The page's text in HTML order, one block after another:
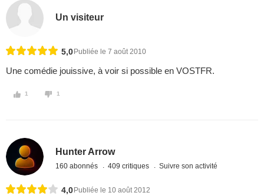
Un visiteur
5,0 Publiée le 7 août 2010
Une comédie jouissive, à voir si possible en VOSTFR.
1 1
Hunter Arrow
160 abonnés 409 critiques Suivre son activité
4,0 Publiée le 10 août 2012